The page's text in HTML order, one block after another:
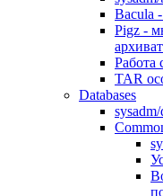
Bacula
Pigz -
Работа
TAR
Databases
sysadm/